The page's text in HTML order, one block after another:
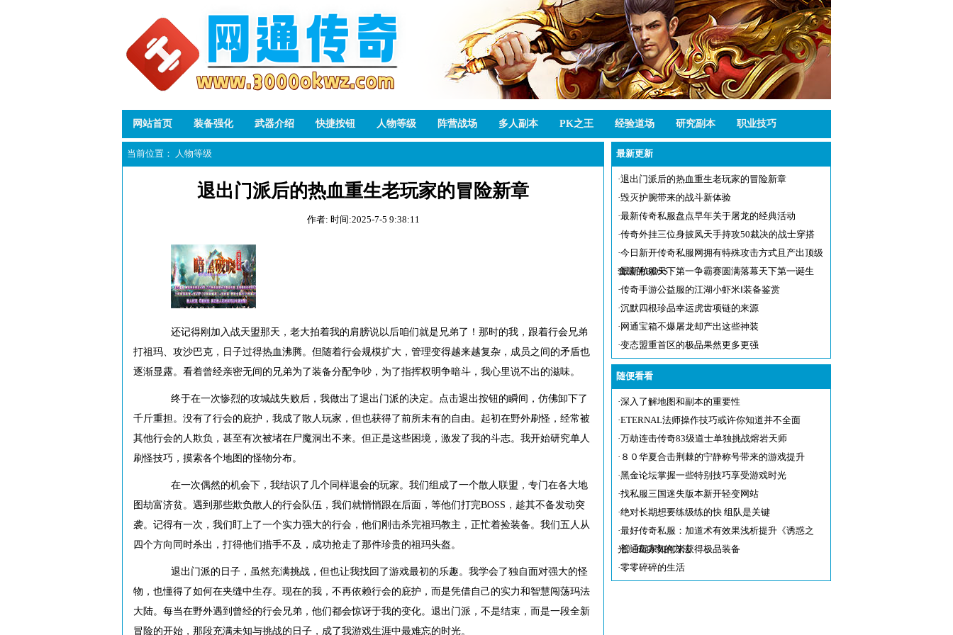
网站首页 装备强化 武器介绍 快捷按钮 人物等级 阵营战场 多人副本 PK之王 经验道场 研究副本 职业技巧
当前位置： 人物等级
退出门派后的热血重生老玩家的冒险新章
作者: 时间:2025-7-5 9:38:11
还记得刚加入战天盟那天，老大拍着我的肩膀说以后咱们就是兄弟了！那时的我，跟着行会兄弟
打祖玛、攻沙巴克，日子过得热血沸腾。但随着行会规模扩大，管理变得越来越复杂，成员之间的矛盾也
逐渐显露。看着曾经亲密无间的兄弟为了装备分配争吵，为了指挥权明争暗斗，我心里说不出的滋味。
终于在一次惨烈的攻城战失败后，我做出了退出门派的决定。点击退出按钮的瞬间，仿佛卸下了
千斤重担。没有了行会的庇护，我成了散人玩家，但也获得了前所未有的自由。起初在野外刷怪，经常被
其他行会的人欺负，甚至有次被堵在尸魔洞出不来。但正是这些困境，激发了我的斗志。我开始研究单人
刷怪技巧，摸索各个地图的怪物分布。
在一次偶然的机会下，我结识了几个同样退会的玩家。我们组成了一个散人联盟，专门在各大地
图劫富济贫。遇到那些欺负散人的行会队伍，我们就悄悄跟在后面，等他们打完BOSS，趁其不备发动突
袭。记得有一次，我们盯上了一个实力强大的行会，他们刚击杀完祖玛教主，正忙着捡装备。我们五人从
四个方向同时杀出，打得他们措手不及，成功抢走了那件珍贵的祖玛头盔。
退出门派的日子，虽然充满挑战，但也让我找回了游戏最初的乐趣。我学会了独自面对强大的怪
物，也懂得了如何在夹缝中生存。现在的我，不再依赖行会的庇护，而是凭借自己的实力和智慧闯荡玛法
大陆。每当在野外遇到曾经的行会兄弟，他们都会惊讶于我的变化。退出门派，不是结束，而是一段全新
冒险的开始，那段充满未知与挑战的日子，成了我游戏生涯中最难忘的时光。
最新更新
·退出门派后的热血重生老玩家的冒险新章
·毁灭护腕带来的战斗新体验
·最新传奇私服盘点早年关于屠龙的经典活动
·传奇外挂三位身披凤天手持攻50裁决的战士穿搭
·今日新开传奇私服网拥有特殊攻击方式且产出顶级
套装的BOSS
·最新私服天下第一争霸赛圆满落幕天下第一诞生
·传奇手游公益服的江湖小虾米Ⅰ装备鉴赏
·沉默四根珍品幸运虎齿项链的来源
· 网通宝箱不爆屠龙却产出这些神装
·变态盟重首区的极品果然更多更强
随便看看
·深入了解地图和副本的重要性
·ETERNAL法师操作技巧或许你知道并不全面
·万劫连击传奇83级道士单独挑战熔岩天师
· ８０华夏合击荆棘的宁静称号带来的游戏提升
·黑金论坛掌握一些特别技巧享受游戏时光
·找私服三国迷失版本新开轻变网站
·绝对长期想要练级练的快 组队是关键
·最好传奇私服：加道术有效果浅析提升《诱惑之
光》成功率的方法
·普通玩家如何来获得极品装备
·零零碎碎的生活